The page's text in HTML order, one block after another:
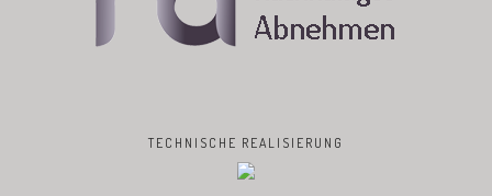
TECHNISCHE REALISIERUNG